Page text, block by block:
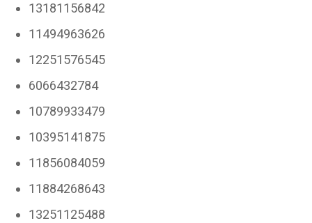
13181156842
11494963626
12251576545
6066432784
10789933479
10395141875
11856084059
11884268643
13251125488